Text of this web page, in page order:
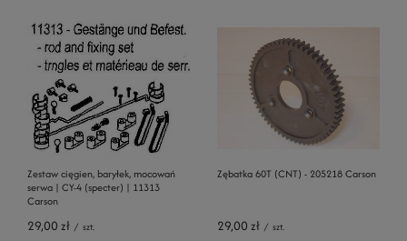
Zestaw cięgien, baryłek, mocowań
serwa | CY-4 (specter) | 11313
Carson
29,00 zł / szt.
Zębatka 60T (CNT) - 205218 Carson
29,00 zł / szt.